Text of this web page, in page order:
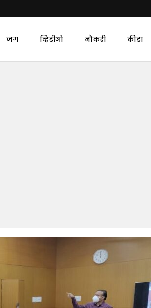
जग व्हिडीओ नौकरी क्रीडा